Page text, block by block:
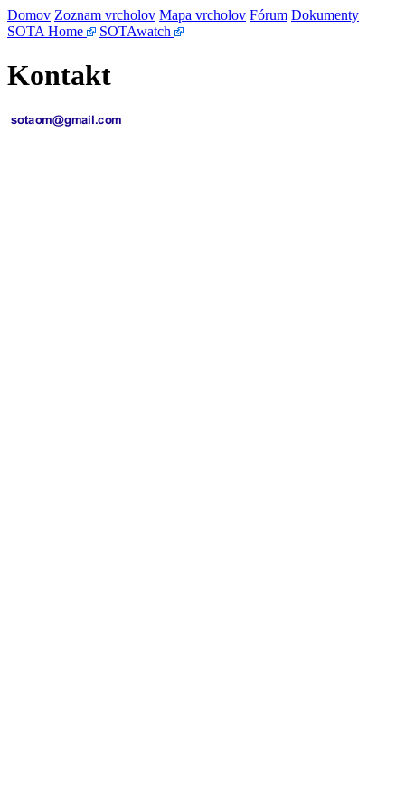
Domov Zoznam vrcholov Mapa vrcholov Fórum Dokumenty
SOTA Home
SOTAwatch
Kontakt